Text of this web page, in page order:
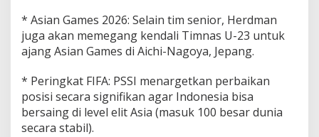
* Asian Games 2026: Selain tim senior, Herdman
juga akan memegang kendali Timnas U-23 untuk
ajang Asian Games di Aichi-Nagoya, Jepang.
* Peringkat FIFA: PSSI menargetkan perbaikan
posisi secara signifikan agar Indonesia bisa
bersaing di level elit Asia (masuk 100 besar dunia
secara stabil).